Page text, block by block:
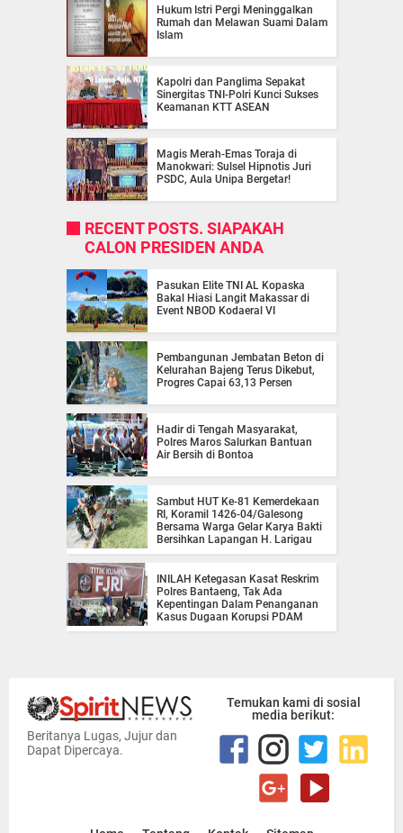
Hukum Istri Pergi Meninggalkan
Rumah dan Melawan Suami Dalam
Islam
Kapolri dan Panglima Sepakat
Sinergitas TNI-Polri Kunci Sukses
Keamanan KTT ASEAN
Magis Merah-Emas Toraja di
Manokwari: Sulsel Hipnotis Juri
PSDC, Aula Unipa Bergetar!
RECENT POSTS. SIAPAKAH
CALON PRESIDEN ANDA
Pasukan Elite TNI AL Kopaska
Bakal Hiasi Langit Makassar di
Event NBOD Kodaeral VI
Pembangunan Jembatan Beton di
Kelurahan Bajeng Terus Dikebut,
Progres Capai 63,13 Persen
Hadir di Tengah Masyarakat,
Polres Maros Salurkan Bantuan
Air Bersih di Bontoa
Sambut HUT Ke-81 Kemerdekaan
RI, Koramil 1426-04/Galesong
Bersama Warga Gelar Karya Bakti
Bersihkan Lapangan H. Larigau
INILAH Ketegasan Kasat Reskrim
Polres Bantaeng, Tak Ada
Kepentingan Dalam Penanganan
Kasus Dugaan Korupsi PDAM
Beritanya Lugas, Jujur dan
Dapat Dipercaya.
Temukan kami di sosial
media berikut: